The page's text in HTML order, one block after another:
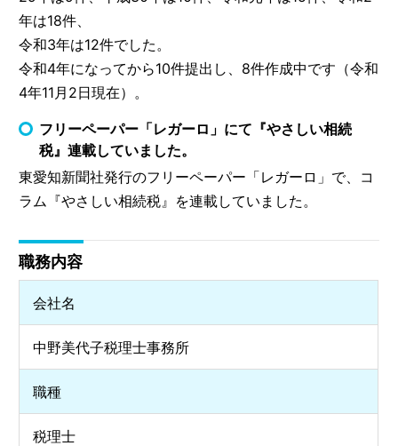
年は18件、
令和3年は12件でした。
令和4年になってから10件提出し、8件作成中です（令和
4年11月2日現在）。
フリーペーパー「レガーロ」にて『やさしい相続
税』連載していました。
東愛知新聞社発行のフリーペーパー「レガーロ」で、コ
ラム『やさしい相続税』を連載していました。
職務内容
会社名
中野美代子税理士事務所
職種
税理士